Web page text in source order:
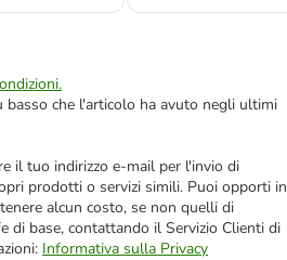
basso che l'articolo ha avuto negli ultimi
il tuo indirizzo e-mail per l'invio di
prodotti o servizi simili. Puoi opporti in
alcun costo, se non quelli di
di base, contattando il Servizio Clienti di
Informativa sulla Privacy